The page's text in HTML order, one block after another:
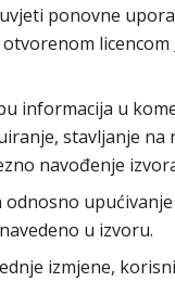
ponovne
licencom
informacija u
stavljanje na
navođenje
u izvoru.
izmjene,